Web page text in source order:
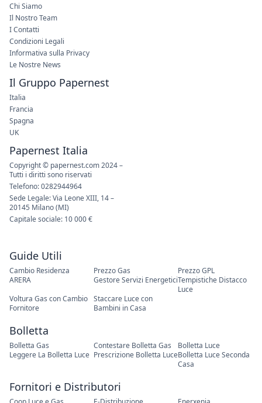
Guide Utili
Cambio Residenza Prezzo Gas
Prezzo GPL
ARERA
Gestore Servizi EnergeticiTempistiche Distacco
Luce
Voltura Gas con Cambio
Fornitore
Staccare Luce con
Bambini in Casa
Bolletta
Bolletta Gas Contestare Bolletta Gas
Bolletta Luce
Leggere La Bolletta Luce Prescrizione Bolletta LuceBolletta Luce Seconda
Casa
Fornitori e Distributori
Chi Siamo
Il Nostro Team
I Contatti
Condizioni Legali
Informativa sulla Privacy
Le Nostre News
Il Gruppo Papernest
Italia
Francia
Spagna
UK
Papernest Italia
Copyright © papernest.com 2024 –
Tutti i diritti sono riservati
Telefono: 0282944964
Sede Legale: Via Leone XIII, 14 –
20145 Milano (MI)
Capitale sociale: 10 000 €